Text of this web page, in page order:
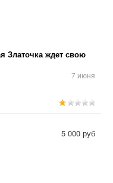
Златочка ждет свою
7 июня
5 000 руб